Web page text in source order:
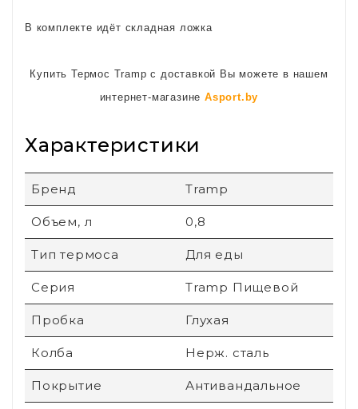
В комплекте идёт складная ложка
Купить Термос Tramp с доставкой Вы можете в нашем
интернет-магазинеAsport.by
Характеристики
Бренд Tramp
Объем, л 0,8
Тип термоса Для еды
Серия Tramp Пищевой
Пробка Глухая
Колба Нерж. сталь
Покрытие Антивандальное